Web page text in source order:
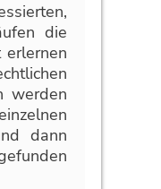
die
werden
dann